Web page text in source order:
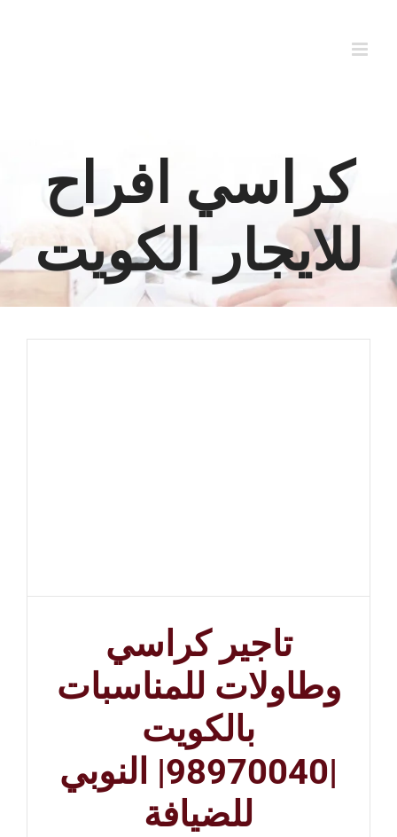
كراسي افراح
للايجار الكويت
تاجير كراسي
وطاولات للمناسبات
بالكويت
|98970040| النوبي
للضيافة